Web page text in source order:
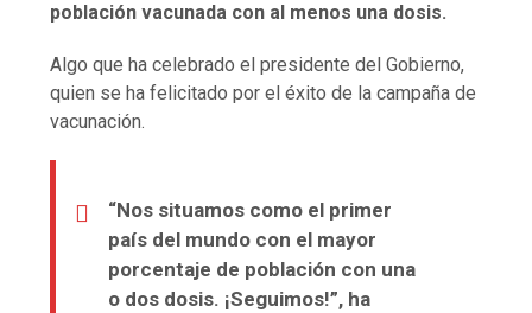
población vacunada con al menos una dosis.
Algo que ha celebrado el presidente del Gobierno,
quien se ha felicitado por el éxito de la campaña de
vacunación.
“Nos situamos como el primer
país del mundo con el mayor
porcentaje de población con una
o dos dosis. ¡Seguimos!”, ha